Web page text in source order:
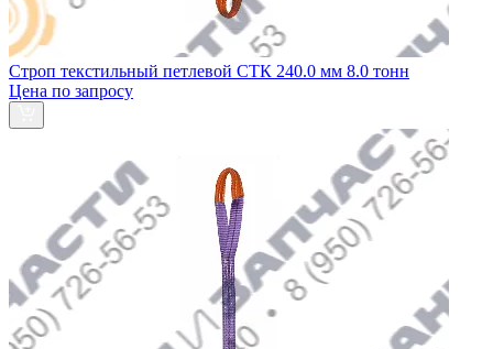
Строп текстильный петлевой СТК 240.0 мм 8.0 тонн
Цена по запросу